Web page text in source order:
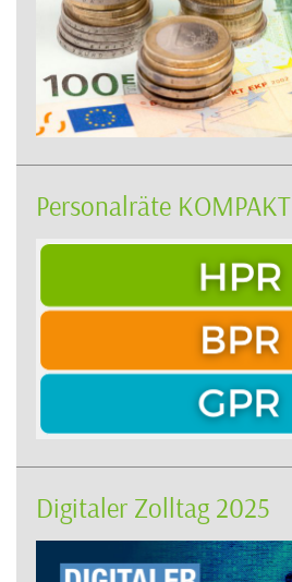
Personalräte KOMPAKT
Digitaler Zolltag 2025